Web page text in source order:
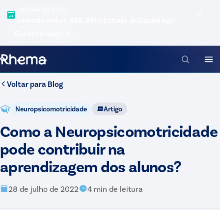
Voltar para Blog
Neuropsicomotricidade Artigo
Como a Neuropsicomotricidade
pode contribuir na
aprendizagem dos alunos?
28 de julho de 2022 4 min de leitura